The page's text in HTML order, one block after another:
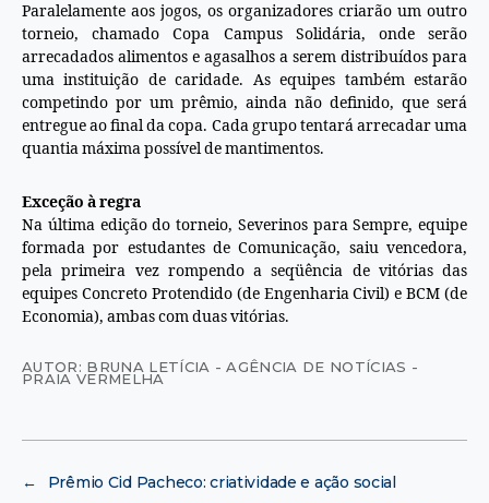
Paralelamente aos jogos, os organizadores criarão um outro
torneio, chamado Copa Campus Solidária, onde serão
arrecadados alimentos e agasalhos a serem distribuídos para
uma instituição de caridade. As equipes também estarão
competindo por um prêmio, ainda não definido, que será
entregue ao final da copa. Cada grupo tentará arrecadar uma
quantia máxima possível de mantimentos.
Exceção à regra
Na última edição do torneio, Severinos para Sempre, equipe
formada por estudantes de Comunicação, saiu vencedora,
pela primeira vez rompendo a seqüência de vitórias das
equipes Concreto Protendido (de Engenharia Civil) e BCM (de
Economia), ambas com duas vitórias.
AUTOR: BRUNA LETÍCIA - AGÊNCIA DE NOTÍCIAS -
PRAIA VERMELHA
←
Prêmio Cid Pacheco: criatividade e ação social